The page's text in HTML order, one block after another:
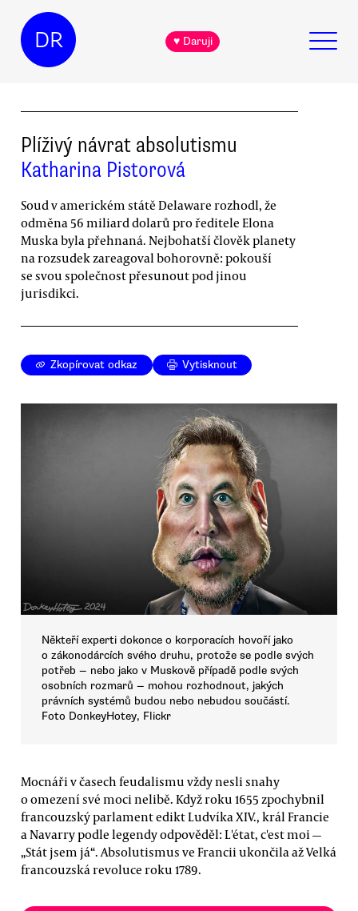
DR ♥ Daruji
Plíživý návrat absolutismu
Katharina Pistorová
Soud v americkém státě Delaware rozhodl, že
odměna 56 miliard dolarů pro ředitele Elona
Muska byla přehnaná. Nejbohatší člověk planety
na rozsudek zareagoval bohorovně: pokouší
se svou společnost přesunout pod jinou
jurisdikci.
Zkopírovat odkaz Vytisknout
Někteří experti dokonce o korporacích hovoří jako
o zákonodárcích svého druhu, protože se podle svých
potřeb — nebo jako v Muskově případě podle svých
osobních rozmarů — mohou rozhodnout, jakých
právních systémů budou nebo nebudou součástí.
Foto DonkeyHotey, Flickr
Mocnáři v časech feudalismu vždy nesli snahy
o omezení své moci nelibě. Když roku 1655 zpochybnil
francouzský parlament edikt Ludvíka XIV., král Francie
a Navarry podle legendy odpověděl: L'état, c'est moi —
„Stát jsem já“. Absolutismus ve Francii ukončila až Velká
francouzská revoluce roku 1789.